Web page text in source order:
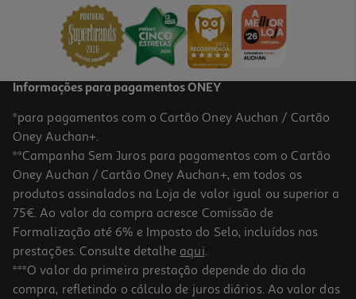
Caneca Actuel Verde/branco 50cl
3.49 €/un
Informações para pagamentos ONEY
*para pagamentos com o Cartão Oney Auchan / Cartão
Oney Auchan+.
**Campanha Sem Juros para pagamentos com o Cartão
Oney Auchan / Cartão Oney Auchan+, em todos os
produtos assinalados na Loja de valor igual ou superior a
75€. Ao valor da compra acresce Comissão de
Formalização até 6% e Imposto do Selo, incluídos nas
prestações. Consulte detalhe aqui.
***O valor da primeira prestação depende do dia da
compra, refletindo o cálculo de juros diários. Ao valor das